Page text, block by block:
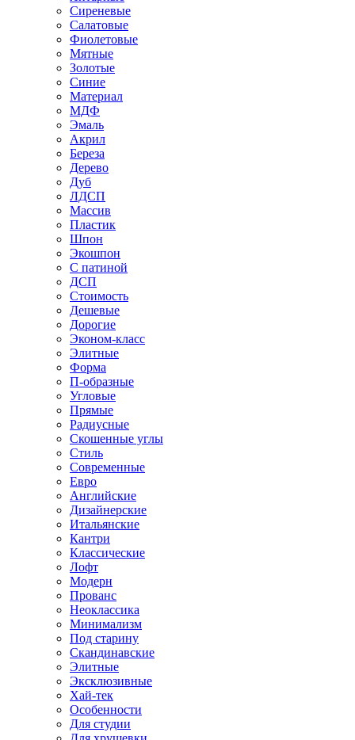
Сиреневые
Салатовые
Фиолетовые
Мятные
Золотые
Синие
Материал
МДФ
Эмаль
Акрил
Береза
Дерево
Дуб
ЛДСП
Массив
Пластик
Шпон
Экошпон
С патиной
ДСП
Стоимость
Дешевые
Дорогие
Эконом-класс
Элитные
Форма
П-образные
Угловые
Прямые
Радиусные
Скошенные углы
Стиль
Современные
Евро
Английские
Дизайнерские
Итальянские
Кантри
Классические
Лофт
Модерн
Прованс
Неоклассика
Минимализм
Под старину
Скандинавские
Элитные
Эксклюзивные
Хай-тек
Особенности
Для студии